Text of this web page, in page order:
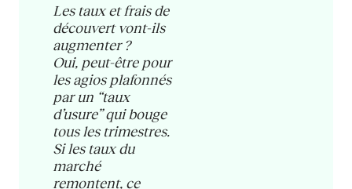
Les taux et frais de
découvert vont-ils
augmenter ?
Oui, peut-être pour
les agios plafonnés
par un “taux
d’usure” qui bouge
tous les trimestres.
Si les taux du
marché
remontent, ce